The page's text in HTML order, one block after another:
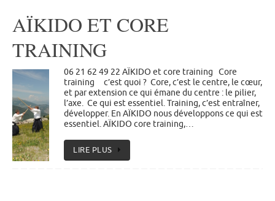
AÏKIDO ET CORE
TRAINING
06 21 62 49 22 AÏKIDO et core training Core
training c’est quoi ? Core, c’est le centre, le cœur,
et par extension ce qui émane du centre : le pilier,
l’axe. Ce qui est essentiel. Training, c’est entraîner,
développer. En AÏKIDO nous développons ce qui est
essentiel. AÏKIDO core training,…
LIRE PLUS